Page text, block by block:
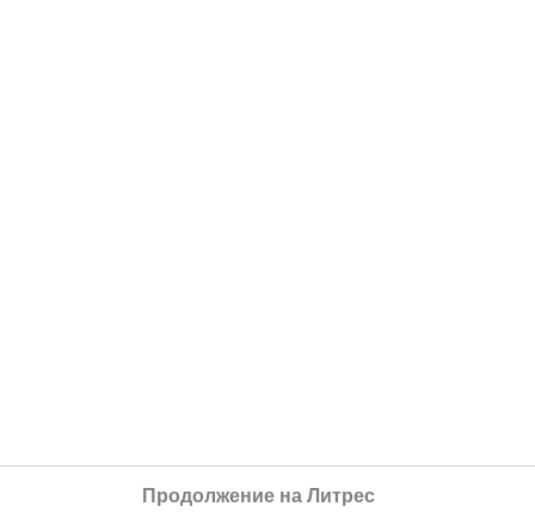
Продолжение на Литрес